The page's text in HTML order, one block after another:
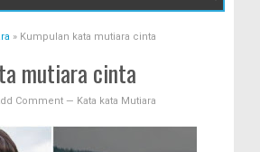
» Kumpulan kata mutiara cinta
mutiara cinta
Comment — Kata kata Mutiara